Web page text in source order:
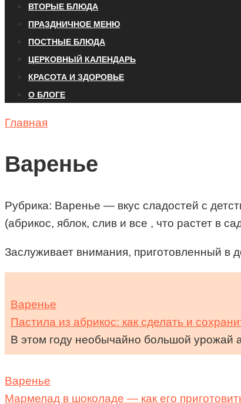
ВТОРЫЕ БЛЮДА
ПРАЗДНИЧНОЕ МЕНЮ
ПОСТНЫЕ БЛЮДА
ЦЕРКОВНЫЙ КАЛЕНДАРЬ
КРАСОТА И ЗДОРОВЬЕ
О БЛОГЕ
Главная
Варенье
Рубрика: Варенье — вкус сладостей с
(абрикос, яблок, слив и все , что растет в
Заслуживает внимания, приготовленный
Варенье
Пастила из абрикос: как сделать и
В этом году необычайно большой урожай
Варенье
Мармелад в шоколаде — как его